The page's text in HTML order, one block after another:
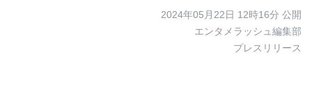
2024年05月22日 12時16分 公開
エンタメラッシュ編集部
プレスリリース